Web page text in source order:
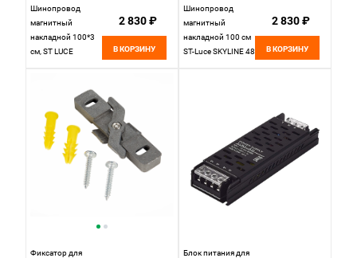
Шинопровод
магнитный
накладной 100*3
см, ST LUCE
2 830 ₽
В КОРЗИНУ
Шинопровод
магнитный
накладной 100 см
ST-Luce SKYLINE 48
2 830 ₽
В КОРЗИНУ
Фиксатор для
Блок питания для